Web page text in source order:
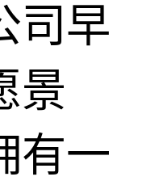
司早
景
有一